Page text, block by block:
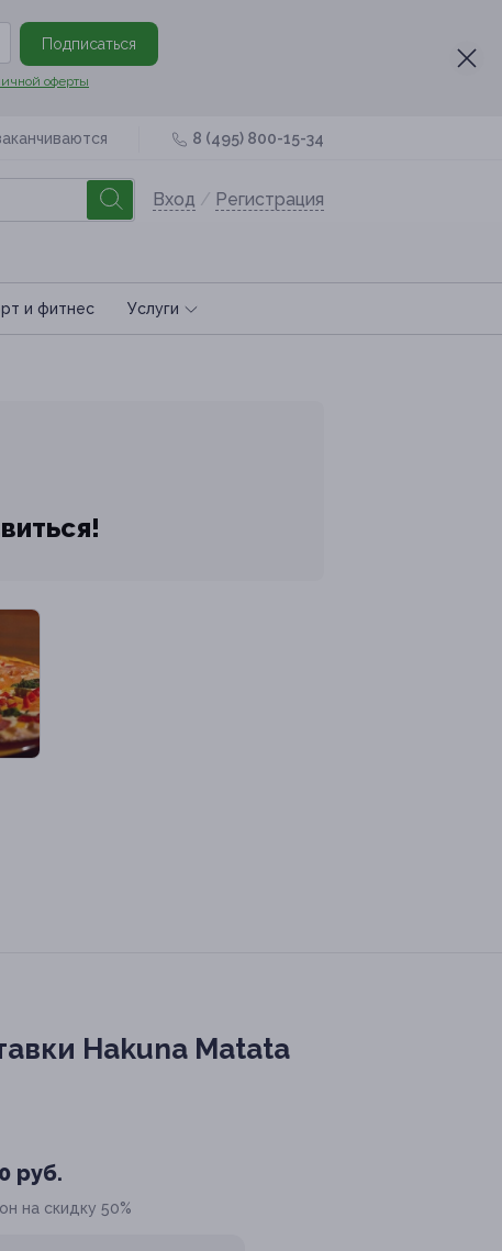
Подписаться
оферты
8 (495) 800-15-34
Вход / Регистрация
и фитнес Услуги
Hakuna Matata
руб.
на скидку 50%